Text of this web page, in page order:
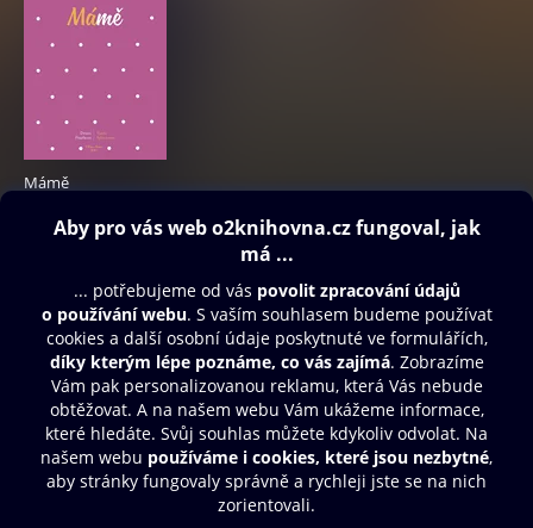
Mámě
269 Kč
Obsah ke stažení
Moje O2 Knihovna
Další zábava
© O2 Czech Republic a.s.